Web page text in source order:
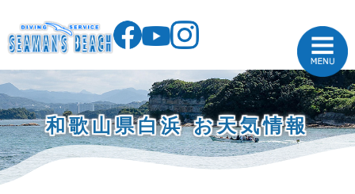
和歌山県白浜 お天気情報